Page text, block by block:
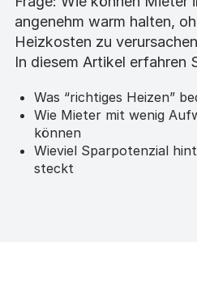
angenehm warm halten,
Heizkosten zu
In diesem Artikel erfahren
Was “richtiges Heizen”
Wie Mieter mit wenig
können
Wieviel Sparpotenzial
steckt